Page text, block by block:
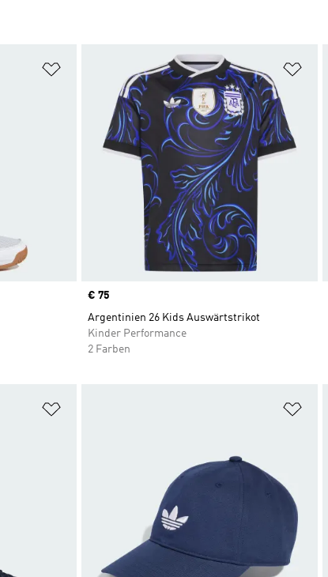
Zur Wunschliste hinzufügen
Price
€ 75
Argentinien 26 Kids Auswärtstrikot
Kinder Performance
2 Farben